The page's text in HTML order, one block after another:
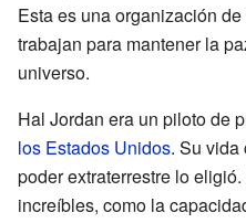
Esta es una organización
trabajan para mantener la
universo.
Hal Jordan era un piloto de
los Estados Unidos. Su
poder extraterrestre lo
increíbles, como la